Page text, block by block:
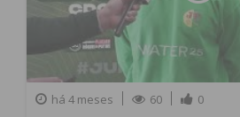
há 4 meses 60 0